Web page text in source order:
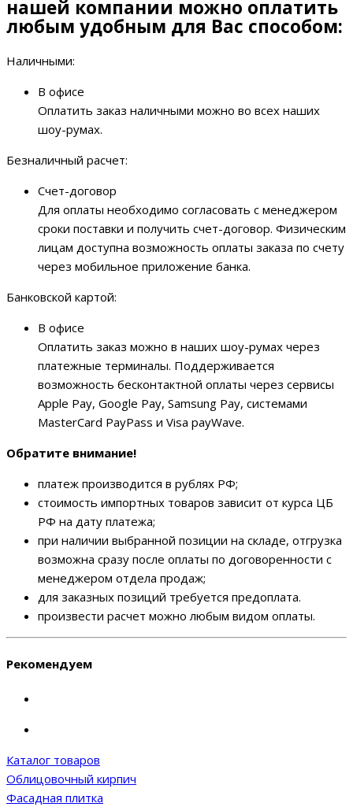
нашей компании можно оплатить
любым удобным для Вас способом:
Наличными:
В офисе
Оплатить заказ наличными можно во всех наших
шоу-румах.
Безналичный расчет:
Счет-договор
Для оплаты необходимо согласовать с менеджером
сроки поставки и получить счет-договор. Физическим
лицам доступна возможность оплаты заказа по счету
через мобильное приложение банка.
Банковской картой:
В офисе
Оплатить заказ можно в наших шоу-румах через
платежные терминалы. Поддерживается
возможность бесконтактной оплаты через сервисы
Apple Pay, Google Pay, Samsung Pay, системами
MasterCard PayPass и Visa payWave.
Обратите внимание!
платеж производится в рублях РФ;
стоимость импортных товаров зависит от курса ЦБ
РФ на дату платежа;
при наличии выбранной позиции на складе, отгрузка
возможна сразу после оплаты по договоренности с
менеджером отдела продаж;
для заказных позиций требуется предоплата.
произвести расчет можно любым видом оплаты.
Рекомендуем
Каталог товаров
Облицовочный кирпич
Фасадная плитка